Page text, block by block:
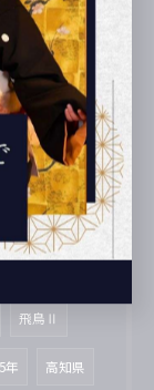
06/02
スタート
飛鳥Ⅱ
年 高知県